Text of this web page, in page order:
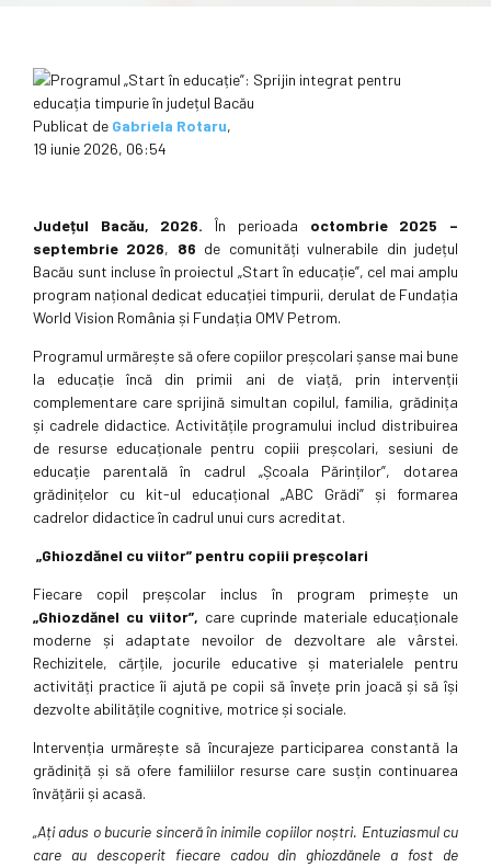
Publicat de Gabriela Rotaru,
19 iunie 2026, 06:54
Județul Bacău, 2026. În perioada octombrie 2025 –
septembrie 2026, 86 de comunități vulnerabile din județul
Bacău sunt incluse în proiectul „Start în educație”, cel mai amplu
program național dedicat educației timpurii, derulat de Fundația
World Vision România și Fundația OMV Petrom.
Programul urmărește să ofere copiilor preșcolari șanse mai bune
la educație încă din primii ani de viață, prin intervenții
complementare care sprijină simultan copilul, familia, grădinița
și cadrele didactice. Activitățile programului includ distribuirea
de resurse educaționale pentru copiii preșcolari, sesiuni de
educație parentală în cadrul „Școala Părinților”, dotarea
grădinițelor cu kit-ul educațional „ABC Grădi” și formarea
cadrelor didactice în cadrul unui curs acreditat.
„Ghiozdănel cu viitor” pentru copiii preșcolari
Fiecare copil preșcolar inclus în program primește un
„Ghiozdănel cu viitor”, care cuprinde materiale educaționale
moderne și adaptate nevoilor de dezvoltare ale vârstei.
Rechizitele, cărțile, jocurile educative și materialele pentru
activități practice îi ajută pe copii să învețe prin joacă și să își
dezvolte abilitățile cognitive, motrice și sociale.
Intervenția urmărește să încurajeze participarea constantă la
grădiniță și să ofere familiilor resurse care susțin continuarea
învățării și acasă.
„Ați adus o bucurie sinceră în inimile copiilor noștri. Entuziasmul cu
care au descoperit fiecare cadou din ghiozdănele a fost de